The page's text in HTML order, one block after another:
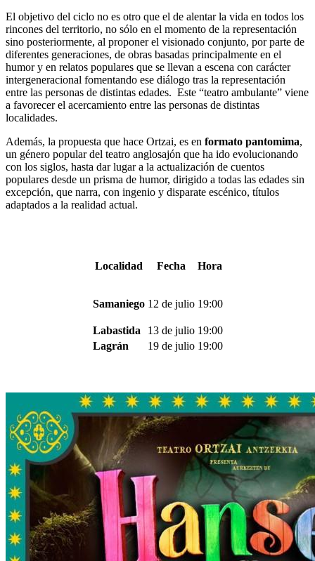
El objetivo del ciclo no es otro que el de alentar la vida en todos los
rincones del territorio, no sólo en el momento de la representación
sino posteriormente, al proponer el visionado conjunto, por parte de
diferentes generaciones, de obras basadas principalmente en el
humor y en relatos populares que se llevan a escena con carácter
intergeneracional fomentando ese diálogo tras la representación
entre las personas de distintas edades. Este “teatro ambulante” viene
a favorecer el acercamiento entre las personas de distintas
localidades.
Además, la propuesta que hace Ortzai, es en formato pantomima,
un género popular del teatro anglosajón que ha ido evolucionando
con los siglos, hasta dar lugar a la actualización de cuentos
populares desde un prisma de humor, dirigido a todas las edades sin
excepción, que narra, con ingenio y disparate escénico, títulos
adaptados a la realidad actual.
Localidad Fecha Hora
Samaniego 12 de julio 19:00
Labastida 13 de julio 19:00
Lagrán
19 de julio 19:00